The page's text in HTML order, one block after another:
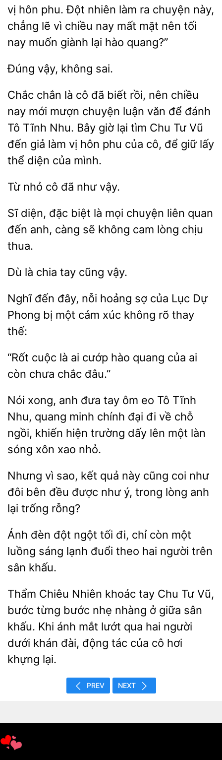
vị hôn phu. Đột nhiên làm ra
này,
chẳng
vì chiều nay mất mặt nên tối
nay muốn giành lại hào quang?”
không
Chắc chắn là cô đã biết rồi, nên chiều
nay mới mượn chuyện luận văn để đánh
Tô
Nhu. Bây giờ lại tìm Chu
Vũ
đến giả làm vị hôn phu của cô, để giữ lấy
thể diện của
đã như vậy.
Sĩ diện, đặc biệt là mọi chuyện liên quan
càng sẽ không cam
chịu
thua.
Dù chia vậy.
Nghĩ đến đây, nỗi hoảng sợ của Lục Dự
Phong bị một cảm
không rõ
cuộc là ai cướp hào quang của ai
chưa chắc
Nói xong, anh
tay ôm eo Tô Tĩnh
Nhu, quang minh chính
đi
chỗ
ngồi, khiến hiện trường dấy lên một làn
sóng xôn xao nhỏ.
Nhưng vì sao,
quả này cũng coi như
đôi bên
được như ý,
lòng anh
lại trống rỗng?
Ánh
đột ngột tối đi, chỉ còn
luồng sáng lạnh đuổi theo hai người trên
sân
Thẩm Chiêu Nhiên khoác tay Chu Tư Vũ,
bước từng bước nhẹ nhàng ở giữa sân
khấu. Khi ánh mắt lướt qua hai người
dưới khán đài, động
cô hơi
khựng
PREV NEXT